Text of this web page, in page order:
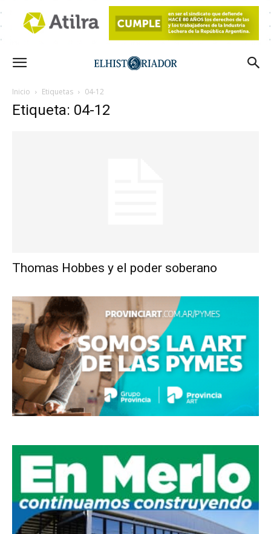
Inicio Etiquetas 04-12
Etiqueta: 04-12
Thomas Hobbes y el poder soberano